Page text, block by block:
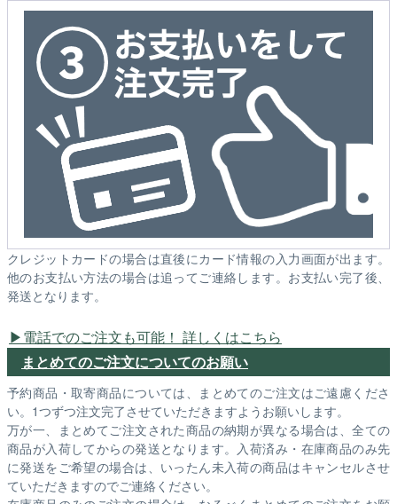
クレジットカードの場合は直後にカード情報の入力画面が出ます。
他のお支払い方法の場合は追ってご連絡します。お支払い完了後、
発送となります。
電話でのご注文も可能！ 詳しくはこちら
まとめてのご注文についてのお願い
予約商品・取寄商品については、まとめてのご注文はご遠慮くださ
い。1つずつ注文完了させていただきますようお願いします。
万が一、まとめてご注文された商品の納期が異なる場合は、全ての
商品が入荷してからの発送となります。入荷済み・在庫商品のみ先
に発送をご希望の場合は、いったん未入荷の商品はキャンセルさせ
ていただきますのでご連絡ください。